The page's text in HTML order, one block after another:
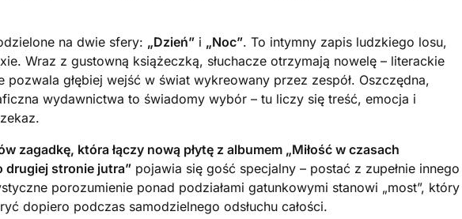
na dwie sfery: „Dzień” i „Noc”. To intymny zapis ludzkiego losu,
Wraz z gustowną książeczką, słuchacze otrzymają nowelę – literackie
pozwala głębiej wejść w świat wykreowany przez zespół. Oszczędna,
wydawnictwa to świadomy wybór – tu liczy się treść, emocja i
zagadkę, która łączy nową płytę z albumem „Miłość w czasach
drugiej stronie jutra” pojawia się gość specjalny – postać z zupełnie innego
porozumienie ponad podziałami gatunkowymi stanowi „most”, który
dopiero podczas samodzielnego odsłuchu całości.